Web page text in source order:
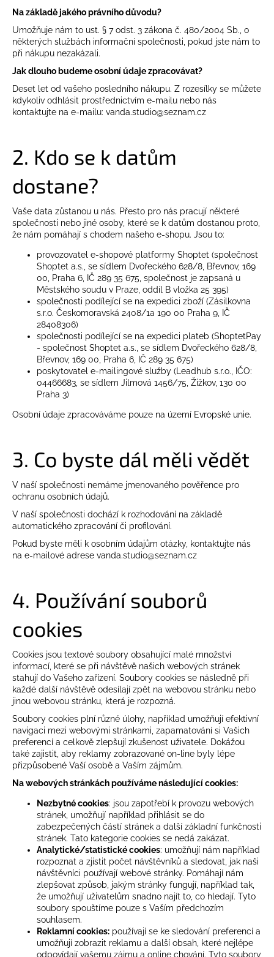
Na základě jakého právního důvodu?
Umožňuje nám to ust. § 7 odst. 3 zákona č. 480/2004 Sb., o
některých službách informační společnosti, pokud jste nám to
při nákupu nezakázali.
Jak dlouho budeme osobní údaje zpracovávat?
Deset let od vašeho posledního nákupu. Z rozesílky se můžete
kdykoliv odhlásit prostřednictvím e-mailu nebo nás
kontaktujte na e-mailu: vanda.studio@seznam.cz
2. Kdo se k datům
dostane?
Vaše data zůstanou u nás. Přesto pro nás pracují některé
společnosti nebo jiné osoby, které se k datům dostanou proto,
že nám pomáhají s chodem našeho e-shopu. Jsou to:
provozovatel e-shopové platformy Shoptet (společnost
Shoptet a.s., se sídlem Dvořeckého 628/8, Břevnov, 169
00, Praha 6, IČ 289 35 675, společnost je zapsaná u
Městského soudu v Praze, oddíl B vložka 25 395)
společnosti podílející se na expedici zboží (Zásilkovna
s.r.o. Českomoravská 2408/1a 190 00 Praha 9, IČ
28408306)
společnosti podílející se na expedici plateb (ShoptetPay
- společnost Shoptet a.s., se sídlem Dvořeckého 628/8,
Břevnov, 169 00, Praha 6, IČ 289 35 675)
poskytovatel e-mailingové služby (Leadhub s.r.o., IČO:
04466683, se sídlem Jilmová 1456/75, Žižkov, 130 00
Praha 3)
Osobní údaje zpracováváme pouze na území Evropské unie.
3. Co byste dál měli vědět
V naší společnosti nemáme jmenovaného pověřence pro
ochranu osobních údajů.
V naší společnosti dochází k rozhodování na základě
automatického zpracování či profilování.
Pokud byste měli k osobním údajům otázky, kontaktujte nás
na e-mailové adrese vanda.studio@seznam.cz
4. Používání souborů
cookies
Cookies jsou textové soubory obsahující malé množství
informací, které se při návštěvě našich webových stránek
stahují do Vašeho zařízení. Soubory cookies se následně při
každé další návštěvě odesílají zpět na webovou stránku nebo
jinou webovou stránku, která je rozpozná.
Soubory cookies plní různé úlohy, například umožňují efektivní
navigaci mezi webovými stránkami, zapamatování si Vašich
preferencí a celkově zlepšují zkušenost uživatele. Dokážou
také zajistit, aby reklamy zobrazované on-line byly lépe
přizpůsobené Vaší osobě a Vaším zájmům.
Na webových stránkách používáme následující cookies:
Nezbytné cookies: jsou zapotřebí k provozu webových
stránek, umožňují například přihlásit se do
zabezpečených částí stránek a další základní funkčnosti
stránek. Tato kategorie cookies se nedá zakázat.
Analytické/statistické cookies: umožňují nám například
rozpoznat a zjistit počet návštěvníků a sledovat, jak naši
návštěvníci používají webové stránky. Pomáhají nám
zlepšovat způsob, jakým stránky fungují, například tak,
že umožňují uživatelům snadno najít to, co hledají. Tyto
soubory spouštíme pouze s Vaším předchozím
souhlasem.
Reklamní cookies: používají se ke sledování preferencí a
umožňují zobrazit reklamu a další obsah, které nejlépe
odpovídají vašemu zájmu a online chování. Tyto soubory